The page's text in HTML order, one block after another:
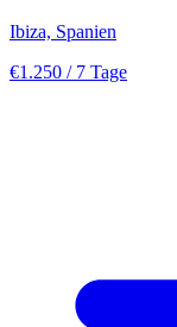
Ibiza, Spanien
€1.250 / 7 Tage